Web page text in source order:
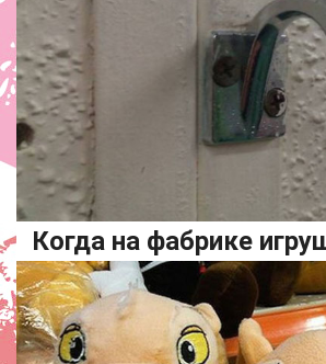
Когда на фабрике